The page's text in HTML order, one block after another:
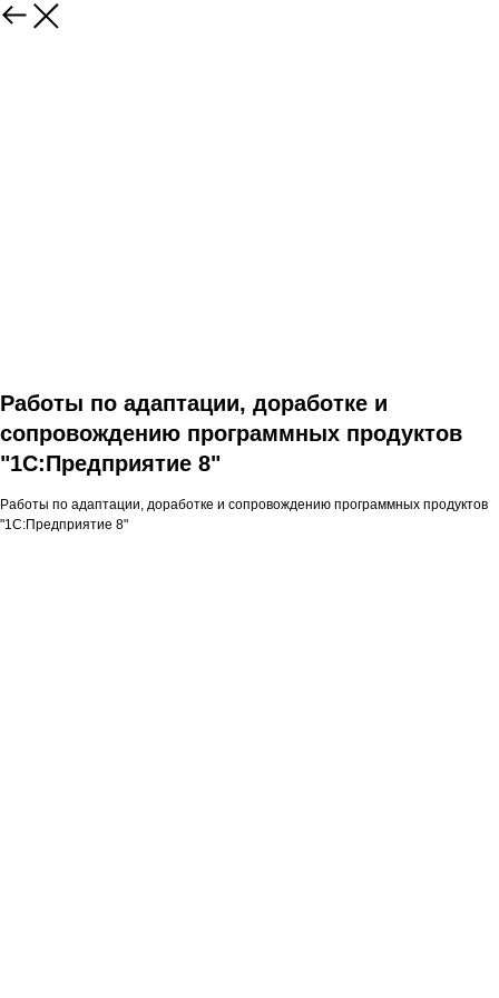
Работы по адаптации, доработке и
сопровождению программных продуктов
"1С:Предприятие 8"
Работы по адаптации, доработке и сопровождению программных продуктов
"1С:Предприятие 8"